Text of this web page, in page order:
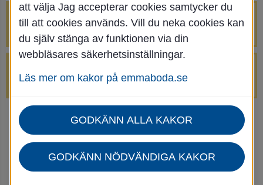
Tillfälliga avstängningar på Centrumtorget
v. 25-34
avstängda.
Startsida
Omsorg, stöd & hjälp
Nyheter för omsorg, stöd och hjälp
att välja Jag accepterar cookies samtycker du
till att cookies används. Vill du neka cookies kan
du själv stänga av funktionen via din
webbläsares säkerhetsinställningar.
Läs mer om kakor på emmaboda.se
GODKÄNN ALLA KAKOR
GODKÄNN NÖDVÄNDIGA KAKOR